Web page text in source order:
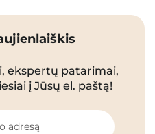
ekspertų patarimai,
į Jūsų el. paštą!
adresą